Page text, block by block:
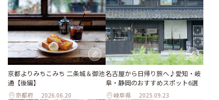
京都よりみちこみち 二条城＆御池
通【後編】
京都府 2026.06.20
名古屋から日帰り旅へ♪愛知・岐
阜・静岡のおすすめスポット6選
岐阜県 2025.09.23